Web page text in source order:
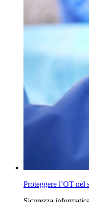
Proteggere l’OT nel